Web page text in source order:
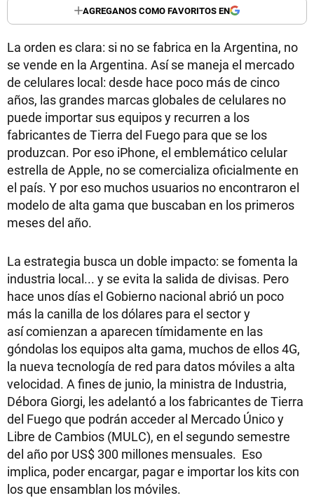
AGREGANOS COMO FAVORITOS EN
La orden es clara: si no se fabrica en la Argentina, no
se vende en la Argentina. Así se maneja el mercado
de celulares local: desde hace poco más de cinco
años, las grandes marcas globales de celulares no
puede importar sus equipos y recurren a los
fabricantes de Tierra del Fuego para que se los
produzcan. Por eso iPhone, el emblemático celular
estrella de Apple, no se comercializa oficialmente en
el país. Y por eso muchos usuarios no encontraron el
modelo de alta gama que buscaban en los primeros
meses del año.
La estrategia busca un doble impacto: se fomenta la
industria local... y se evita la salida de divisas. Pero
hace unos días el Gobierno nacional abrió un poco
más la canilla de los dólares para el sector y
así comienzan a aparecen tímidamente en las
góndolas los equipos alta gama, muchos de ellos 4G,
la nueva tecnología de red para datos móviles a alta
velocidad. A fines de junio, la ministra de Industria,
Débora Giorgi, les adelantó a los fabricantes de Tierra
del Fuego que podrán acceder al Mercado Único y
Libre de Cambios (MULC), en el segundo semestre
del año por US$ 300 millones mensuales. Eso
implica, poder encargar, pagar e importar los kits con
los que ensamblan los móviles.